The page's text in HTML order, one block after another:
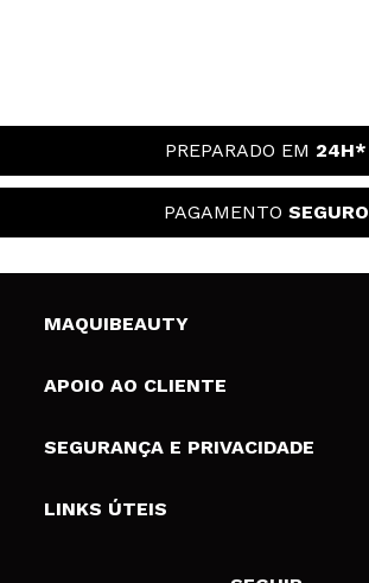
PREPARADO EM 24H*
PAGAMENTO SEGURO
MAQUIBEAUTY
Sobre nós
Gift Cards
APOIO AO CLIENTE
Envios e Devoluções
Formas de pagamento
SEGURANÇA E PRIVACIDADE
Termos e Privacidade
LINKS ÚTEIS